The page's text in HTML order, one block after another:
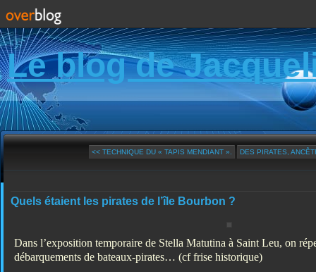
Le blog de
<< TECHNIQUE DU « TAPIS MENDIANT ». DES PIRATES,
Quels étaient les pirates de l’île Bourbon ?
Dans l’exposition temporaire de Stella Matutina à Saint Leu, on
débarquements de bateaux-pirates… (cf frise historique)